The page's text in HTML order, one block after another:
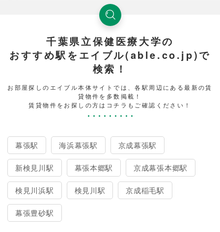
千葉県立保健医療大学の
おすすめ駅をエイブル(able.co.jp)で
検索！
お部屋探しのエイブル本体サイトでは、各駅周辺にある最新の賃
貸物件を多数掲載！
賃貸物件をお探しの方はコチラもご確認ください！
幕張駅 海浜幕張駅 京成幕張駅
新検見川駅 幕張本郷駅 京成幕張本郷駅
検見川浜駅 検見川駅 京成稲毛駅
幕張豊砂駅